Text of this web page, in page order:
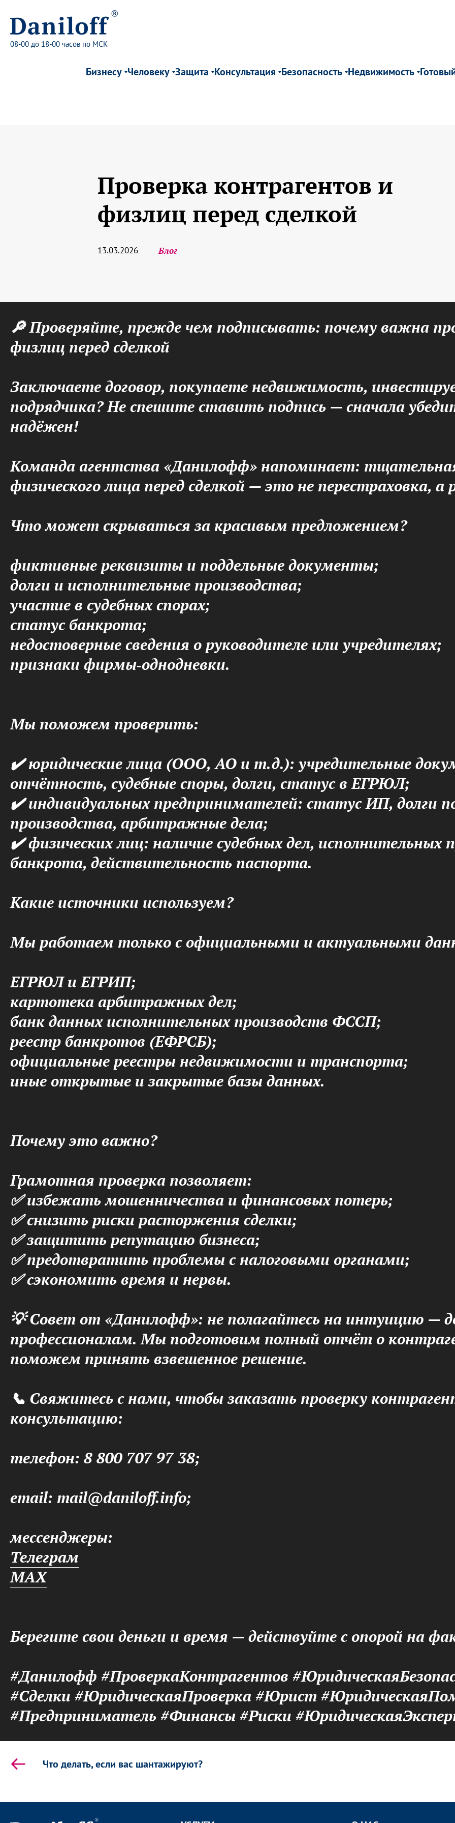
08-00 до 18-00 часов по МСК
Бизнесу Человеку Защита Консультация Безопасность Недвижимость
Проверка контрагентов и
физлиц перед сделкой
13.03.2026 Блог
🔎 Проверяйте, прежде чем подписывать: почему важна
физлиц перед сделкой
Заключаете договор, покупаете недвижимость,
подрядчика? Не спешите ставить подпись — сначала
надёжен!
Команда агентства «Данилофф» напоминает:
физического лица перед сделкой — это не перестраховка,
Что может скрываться за красивым предложением?
фиктивные реквизиты и поддельные документы;
долги и исполнительные производства;
участие в судебных спорах;
статус банкрота;
недостоверные сведения о руководителе или учредителях;
признаки фирмы‑однодневки.
Мы поможем проверить:
✔️ юридические лица (ООО, АО и т. д.): учредительные
отчётность, судебные споры, долги, статус в ЕГРЮЛ;
✔️ индивидуальных предпринимателей: статус ИП, долги
производства, арбитражные дела;
✔️ физических лиц: наличие судебных дел, исполнительных
банкрота, действительность паспорта.
Какие источники используем?
Мы работаем только с официальными и актуальными
ЕГРЮЛ и ЕГРИП;
картотека арбитражных дел;
банк данных исполнительных производств ФССП;
реестр банкротов (ЕФРСБ);
официальные реестры недвижимости и транспорта;
иные открытые и закрытые базы данных.
Почему это важно?
Грамотная проверка позволяет:
✅ избежать мошенничества и финансовых потерь;
✅ снизить риски расторжения сделки;
✅ защитить репутацию бизнеса;
✅ предотвратить проблемы с налоговыми органами;
✅ сэкономить время и нервы.
💡 Совет от «Данилофф»: не полагайтесь на интуицию —
профессионалам. Мы подготовим полный отчёт о
поможем принять взвешенное решение.
📞 Свяжитесь с нами, чтобы заказать проверку
консультацию:
телефон: 8 800 707 97 38;
email: mail@daniloff.info;
мессенджеры:
Телеграм
MAX
Берегите свои деньги и время — действуйте с опорой на
#Данилофф #ПроверкаКонтрагентов
#Сделки #ЮридическаяПроверка #Юрист
#Предприниматель #Финансы #Риски
Что делать, если вас шантажируют?